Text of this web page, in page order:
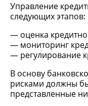
Управление
следующих этапов:
оценка
мониторинг
регулирование
В основу
рисками должны
представленные